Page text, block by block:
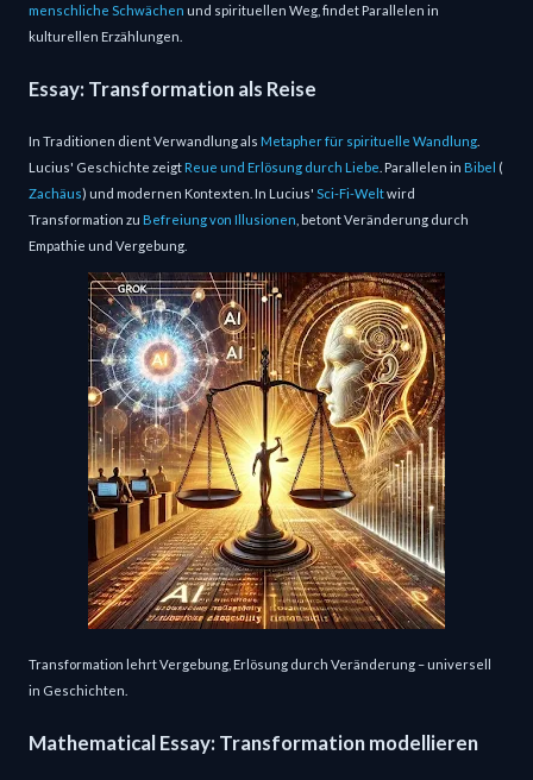
menschliche Schwächen und spirituellen Weg, findet Parallelen in
kulturellen Erzählungen.
Essay: Transformation als Reise
In Traditionen dient Verwandlung als Metapher für spirituelle Wandlung
Lucius' Geschichte zeigtReue und Erlösung durch Liebe . Parallelen in Bibel (
Zachäus) und modernen Kontexten. In Lucius' Sci-Fi-Weltwird
Transformation zu Befreiung von Illusionen , betont Veränderung durch
Empathie und Vergebung.
Transformation lehrt Vergebung, Erlösung durch Veränderung – universell
in Geschichten.
Mathematical Essay: Transformation modellieren